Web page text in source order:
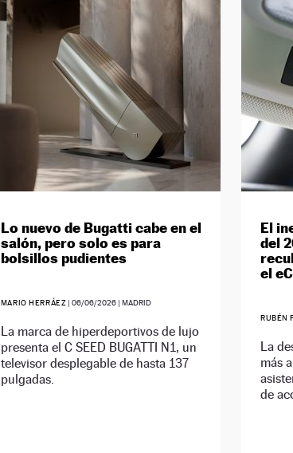
Lo nuevo de Bugatti cabe en el
salón, pero solo es para
bolsillos pudientes
MARIO HERRÁEZ |06/06/2026 | MADRID
La marca de hiperdeportivos de lujo
presenta el C SEED BUGATTI N1, un
televisor desplegable de hasta 137
pulgadas.
El
del
el
RUBÉN
La
más
de